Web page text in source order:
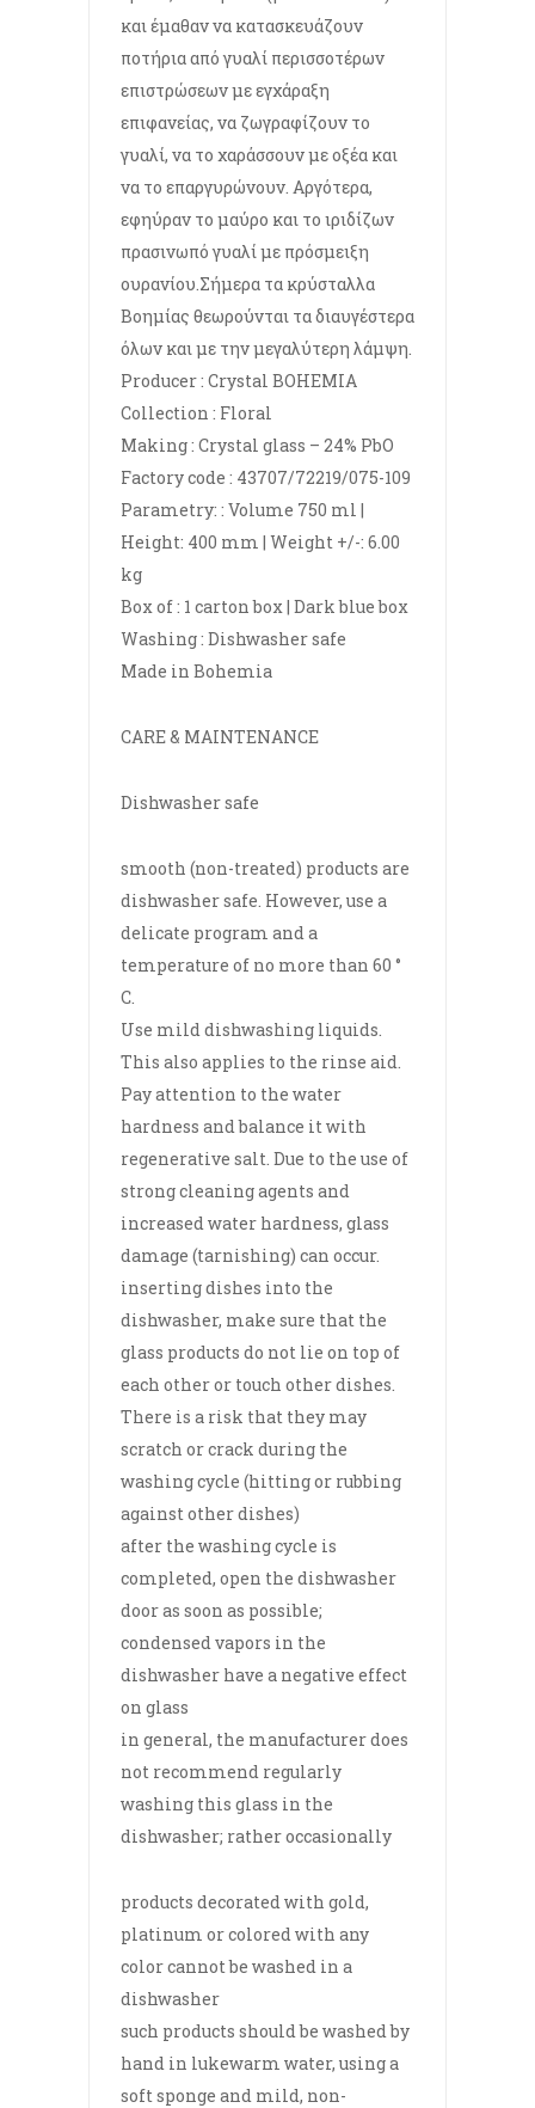
και έμαθαν να κατασκευάζουν
ποτήρια από γυαλί περισσοτέρων
επιστρώσεων με εγχάραξη
επιφανείας, να ζωγραφίζουν το
γυαλί, να το χαράσσουν με οξέα και
να το επαργυρώνουν. Αργότερα,
εφηύραν το μαύρο και το ιριδίζων
πρασινωπό γυαλί με πρόσμειξη
ουρανίου.Σήμερα τα κρύσταλλα
Βοημίας θεωρούνται τα διαυγέστερα
όλων και με την μεγαλύτερη λάμψη.
Producer : Crystal BOHEMIA
Collection : Floral
Making : Crystal glass – 24% PbO
Factory code : 43707/72219/075-109
Parametry: : Volume 750 ml |
Height: 400 mm | Weight +/-: 6.00
kg
Box of : 1 carton box | Dark blue box
Washing : Dishwasher safe
Made in Bohemia
CARE & MAINTENANCE
Dishwasher safe
smooth (non-treated) products are
dishwasher safe. However, use a
delicate program and a
temperature of no more than 60 °
C.
Use mild dishwashing liquids.
This also applies to the rinse aid.
Pay attention to the water
hardness and balance it with
regenerative salt. Due to the use of
strong cleaning agents and
increased water hardness, glass
damage (tarnishing) can occur.
inserting dishes into the
dishwasher, make sure that the
glass products do not lie on top of
each other or touch other dishes.
There is a risk that they may
scratch or crack during the
washing cycle (hitting or rubbing
against other dishes)
after the washing cycle is
completed, open the dishwasher
door as soon as possible;
condensed vapors in the
dishwasher have a negative effect
on glass
in general, the manufacturer does
not recommend regularly
washing this glass in the
dishwasher; rather occasionally
products decorated with gold,
platinum or colored with any
color cannot be washed in a
dishwasher
such products should be washed by
hand in lukewarm water, using a
soft sponge and mild, non-